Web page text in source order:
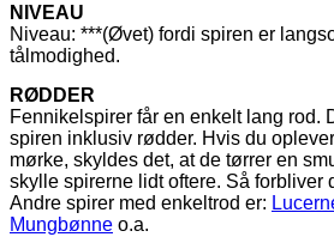
NIVEAU
Niveau: ***(Øvet) fordi spiren er
tålmodighed.
RØDDER
Fennikelspirer får en enkelt lang rod.
spiren inklusiv rødder. Hvis du
mørke, skyldes det, at de tørrer en
skylle spirerne lidt oftere. Så forbliver
Andre spirer med enkeltrod er:
Mungbønne o.a.